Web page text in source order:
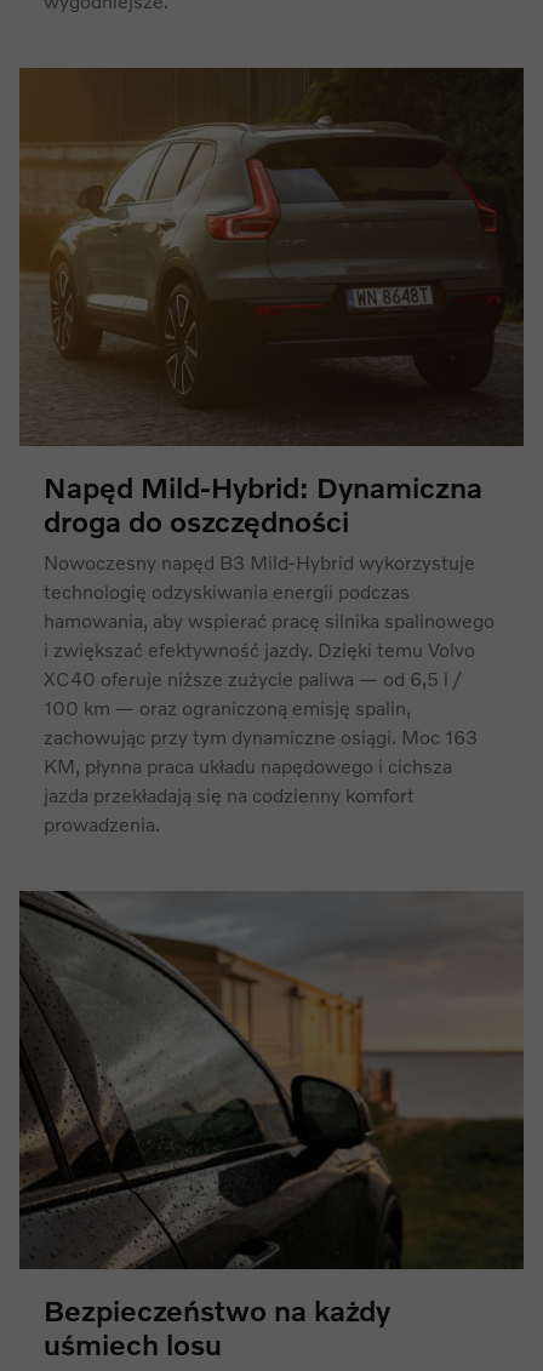
Napęd Mild-Hybrid: Dynamiczna
droga do oszczędności
Nowoczesny napęd B3 Mild-Hybrid wykorzystuje
technologię odzyskiwania energii podczas
hamowania, aby wspierać pracę silnika spalinowego
i zwiększać efektywność jazdy. Dzięki temu Volvo
XC40 oferuje niższe zużycie paliwa — od 6,5 l /
100 km — oraz ograniczoną emisję spalin,
zachowując przy tym dynamiczne osiągi. Moc 163
KM, płynna praca układu napędowego i cichsza
jazda przekładają się na codzienny komfort
prowadzenia.
Bezpieczeństwo na każdy
uśmiech losu